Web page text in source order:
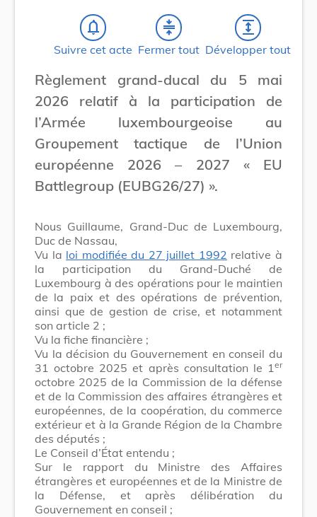
notifications_none
Suivre cet acte
compress
Fermer tout
expand
Développer tout
Règlement grand-ducal du 5 mai
2026 relatif à la participation de
l’Armée luxembourgeoise au
Groupement tactique de l’Union
européenne 2026 – 2027 « EU
Battlegroup (EUBG26/27) ».
Nous Guillaume, Grand-Duc de Luxembourg,
Duc de Nassau,
Vu la loi modifiée du 27 juillet 1992 relative à
la participation du Grand-Duché de
Luxembourg à des opérations pour le maintien
de la paix et des opérations de prévention,
ainsi que de gestion de crise, et notamment
son article 2 ;
Vu la fiche financière ;
Vu la décision du Gouvernement en conseil du
31 octobre 2025 et après consultation le 1 er
octobre 2025 de la Commission de la défense
et de la Commission des affaires étrangères et
européennes, de la coopération, du commerce
extérieur et à la Grande Région de la Chambre
des députés ;
Le Conseil d’État entendu ;
Sur le rapport du Ministre des Affaires
étrangères et européennes et de la Ministre de
la Défense, et après délibération du
Gouvernement en conseil ;